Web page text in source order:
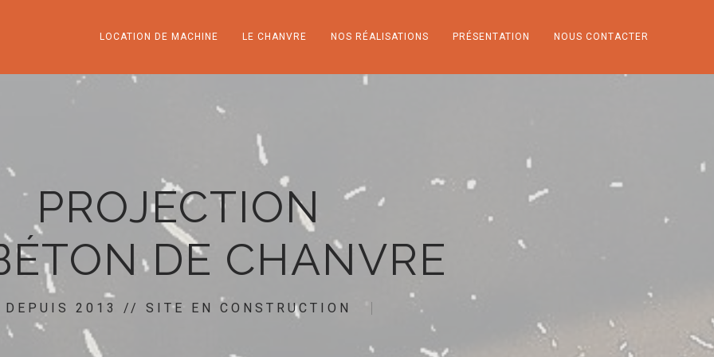
LOCATION DE MACHINE LE CHANVRE NOS RÉALISATIONS PRÉSENTATION NOUS CONTACTER
PROJECTION
DE CHANVRE
DEPUIS 2013 // SITE EN CONSTRUCTION